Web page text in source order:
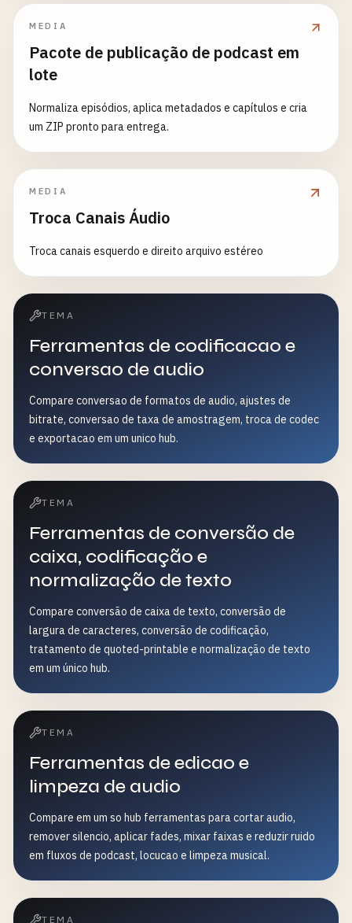
MEDIA
Pacote de publicação de podcast em
lote
Normaliza episódios, aplica metadados e capítulos e cria
um ZIP pronto para entrega.
MEDIA
Troca Canais Áudio
Troca canais esquerdo e direito arquivo estéreo
TEMA
Ferramentas de codificacao e
conversao de audio
Compare conversao de formatos de audio, ajustes de
bitrate, conversao de taxa de amostragem, troca de codec
e exportacao em um unico hub.
TEMA
Ferramentas de conversão de
caixa, codificação e
normalização de texto
Compare conversão de caixa de texto, conversão de
largura de caracteres, conversão de codificação,
tratamento de quoted-printable e normalização de texto
em um único hub.
TEMA
Ferramentas de edicao e
limpeza de audio
Compare em um so hub ferramentas para cortar audio,
remover silencio, aplicar fades, mixar faixas e reduzir ruido
em fluxos de podcast, locucao e limpeza musical.
TEMA